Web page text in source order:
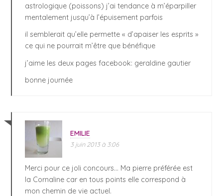
astrologique (poissons) j’ai tendance à m’éparpiller
mentalement jusqu’à l’épuisement parfois
il semblerait qu’elle permette « d’apaiser les esprits »
ce qui ne pourrait m’être que bénéfique
j’aime les deux pages facebook: geraldine gautier
bonne journée
EMILIE
3 juin 2013 à 3:06
Merci pour ce joli concours… Ma pierre préférée est
la Cornaline car en tous points elle correspond à
mon chemin de vie actuel.